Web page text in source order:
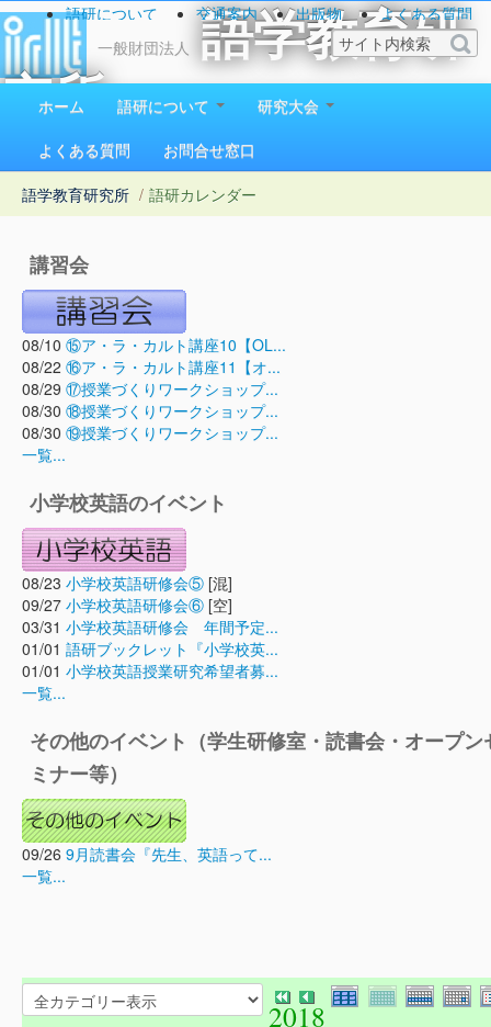
一般財団法人
語学教育研
究所
1923（大正12）年創立
語研について 交通案内 出版物
よくある質問
お問い合わせ
ホーム 語研について
研究大会
よくある質問
お問合せ窓口
語学教育研究所 / 語研カレンダー
講習会
08/10 ⑮ア・ラ・カルト講座10【OL...
08/22 ⑯ア・ラ・カルト講座11【オ...
08/29 ⑰授業づくりワークショップ...
08/30 ⑱授業づくりワークショップ...
08/30 ⑲授業づくりワークショップ...
一覧...
小学校英語のイベント
08/23 小学校英語研修会⑤ [混]
09/27 小学校英語研修会⑥ [空]
03/31 小学校英語研修会 年間予定...
01/01 語研ブックレット『小学校英...
01/01 小学校英語授業研究希望者募...
一覧...
その他のイベント（学生研修室・読書会・オープン
ミナー等）
09/26 9月読書会『先生、英語って...
一覧...
2018